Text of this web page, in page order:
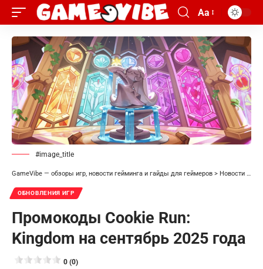
Aa
#image_title
GameVibe — обзоры игр, новости гейминга и гайды для геймеров > Новости
ОБНОВЛЕНИЯ ИГР
Промокоды Cookie Run:
Kingdom на сентябрь 2025 года
0 (0)